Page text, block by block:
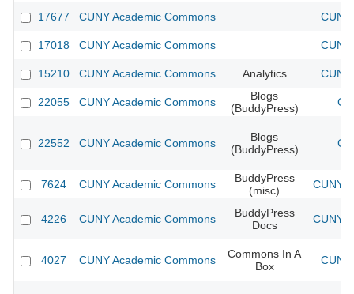
17677 CUNY Academic Commons
17018 CUNY Academic Commons
15210 CUNY Academic Commons Analytics
22055 CUNY Academic Commons
Blogs
(BuddyPress)
22552 CUNY Academic Commons
Blogs
(BuddyPress)
7624 CUNY Academic Commons
BuddyPress
(misc)
CUNY
4226 CUNY Academic Commons
BuddyPress
Docs
CUNY
4027 CUNY Academic Commons
Commons In A
Box